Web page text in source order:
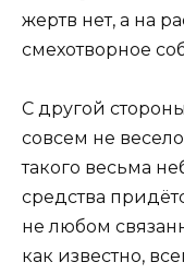
жертв нет, а на
смехотворное
С другой
совсем не
такого весьма
средства
не любом
как известно,